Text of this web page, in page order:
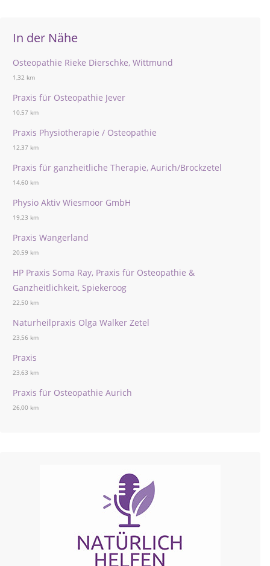
In der Nähe
Osteopathie Rieke Dierschke, Wittmund
1,32 km
Praxis für Osteopathie Jever
10,57 km
Praxis Physiotherapie / Osteopathie
12,37 km
Praxis für ganzheitliche Therapie, Aurich/Brockzetel
14,60 km
Physio Aktiv Wiesmoor GmbH
19,23 km
Praxis Wangerland
20,59 km
HP Praxis Soma Ray, Praxis für Osteopathie &
Ganzheitlichkeit, Spiekeroog
22,50 km
Naturheilpraxis Olga Walker Zetel
23,56 km
Praxis
23,63 km
Praxis für Osteopathie Aurich
26,00 km